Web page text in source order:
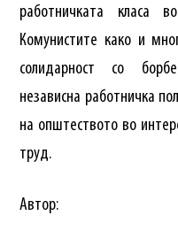
работничката класа
Комунистите како и
солидарност со
независна работничка
на општеството во
труд.
Автор: